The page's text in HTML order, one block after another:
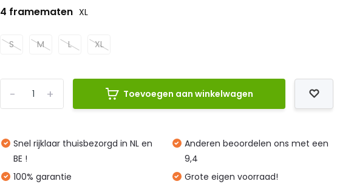
4 framematen XL
S M L XL
+
- Toevoegen aan winkelwagen
Snel rijklaar thuisbezorgd in NL en
BE !
100% garantie
Anderen beoordelen ons met een
9,4
Grote eigen voorraad!